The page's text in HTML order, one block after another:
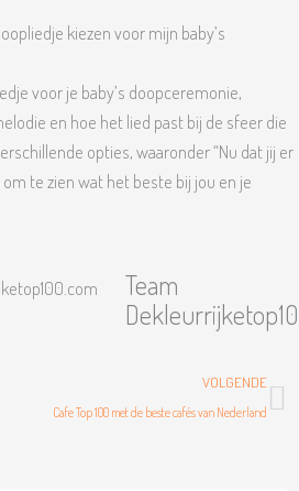
kiezen voor mijn baby’s
voor je baby’s doopceremonie,
en hoe het lied past bij de sfeer die
opties, waaronder “Nu dat jij er
te zien wat het beste bij jou en je
Team
VOLGENDE
Cafe Top 100 met de beste cafés van Nederland